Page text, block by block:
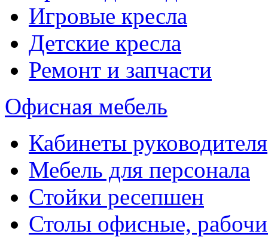
Игровые кресла
Детские кресла
Ремонт и запчасти
Офисная мебель
Кабинеты руководителя
Мебель для персонала
Стойки ресепшен
Столы офисные,